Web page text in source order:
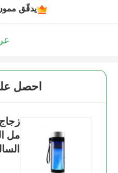
يدقّق
احصل
مل